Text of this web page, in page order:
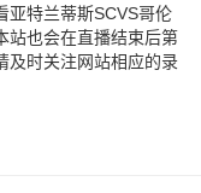
亚特兰蒂斯SCVS哥伦
站也会在直播结束后第
及时关注网站相应的录